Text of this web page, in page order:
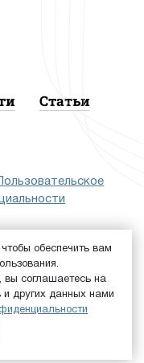
Статьи
Пользовательское
Войдите или
обеспечить вам
вы соглашаетесь на
других данных нами